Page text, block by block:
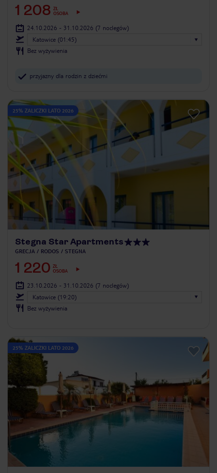
1 208 ZŁ
OSOBA
24.10.2026 - 31.10.2026 (7 noclegów)
Katowice (01:45)
Bez wyżywienia
przyjazny dla rodzin z dziećmi
25% ZALICZKI LATO 2026
Stegna Star Apartments
GRECJA RODOS STEGNA
1 220 ZŁ
OSOBA
23.10.2026 - 31.10.2026 (7 noclegów)
Katowice (19:20)
Bez wyżywienia
25% ZALICZKI LATO 2026